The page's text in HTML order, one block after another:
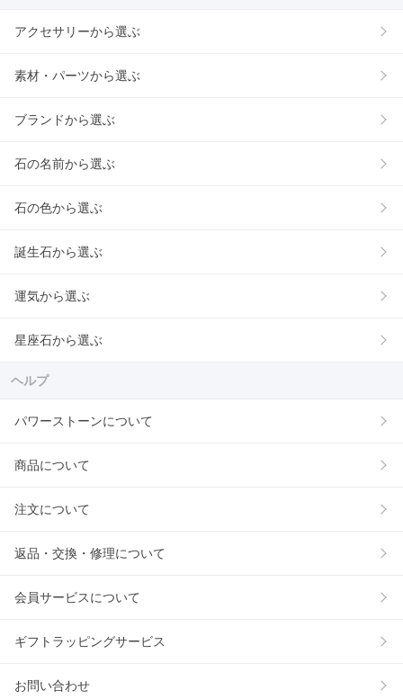
アクセサリーから選ぶ
素材・パーツから選ぶ
ブランドから選ぶ
石の名前から選ぶ
石の色から選ぶ
誕生石から選ぶ
運気から選ぶ
星座石から選ぶ
ヘルプ
パワーストーンについて
商品について
注文について
返品・交換・修理について
会員サービスについて
ギフトラッピングサービス
お問い合わせ